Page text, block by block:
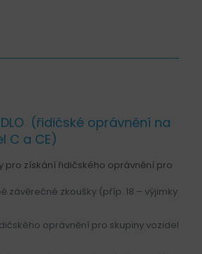
(řidičské oprávnění na
C a CE)
pro získání řidičského oprávnění pro
závěrečné zkoušky (příp. 18 – výjimky
oprávnění pro skupiny vozidel